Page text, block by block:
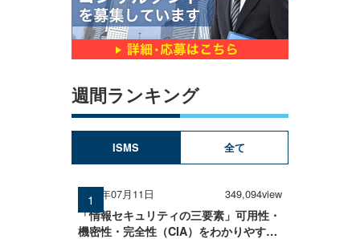
週間ランキング
ISMS 全て
2025年07月11日 349,094view
「情報セキュリティの三要素」可用性・
機密性・完全性（CIA）をわかりやすく